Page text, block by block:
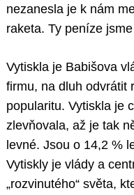
nezanesla je k nám
raketa. Ty peníze
Vytiskla je Babišova
firmu, na dluh odvrátit
popularitu. Vytiskla je
zlevňovala, až je tak
levné. Jsou o 14,2 %
Vytiskly je vlády a
„rozvinutého“ světa,